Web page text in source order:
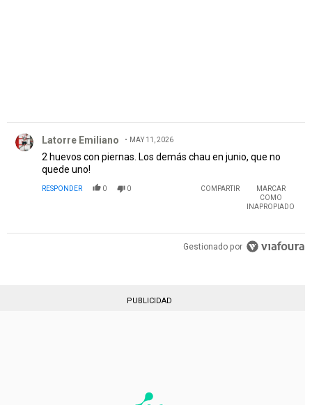
Latorre Emiliano MAY 11, 2026
2 huevos con piernas. Los demás chau en junio, que no
quede uno!
RESPONDER 0 0 COMPARTIR
MARCAR
COMO
INAPROPIADO
Gestionado por
PUBLICIDAD